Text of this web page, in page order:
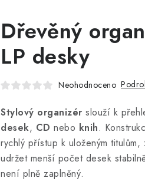
Dřevěný
LP desky
Neohodnoceno
Stylový organizér slouží k
desek, CD nebo knih.
rychlý přístup k uloženým
udržet menší počet desek
není plně zaplněný.